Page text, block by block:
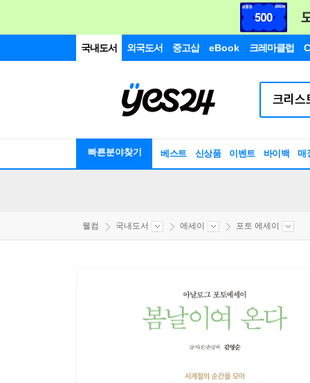
국내도서 외국도서 중고샵 eBook 크레마클럽
빠른분야찾기 베스트 신상품 이벤트 바이백 매
웰컴 국내도서 에세이 포토 에세이